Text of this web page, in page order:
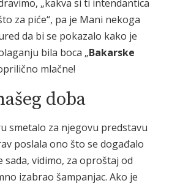
„kakva si ti intendantica
za piće“, pa je Mani nekoga
da bi se pokazalo kako je
bila boca „Bakarske
mlačne!
doba
smetalo za njegovu predstavu
poslala ono što se događalo
sada, vidimo, za oproštaj od
izabrao šampanjac. Ako je